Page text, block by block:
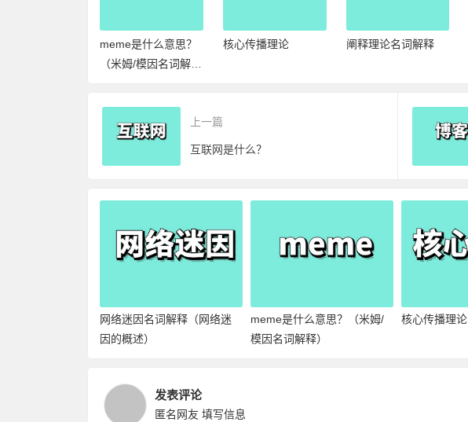
meme是什么意思？
（米姆/模因名词解
核心传播理论 阐释理论名词解释
上一篇
互联网是什么？
网络迷因名词解释（网络迷
因的概述）
meme是什么意思？（米姆/
模因名词解释）
核心传播理论
发表评论
匿名网友 填写信息